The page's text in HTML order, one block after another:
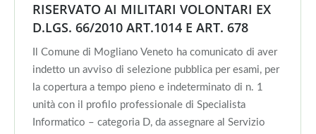
RISERVATO AI MILITARI VOLONTARI EX
D.LGS. 66/2010 ART.1014 E ART. 678
Il Comune di Mogliano Veneto ha comunicato di aver
indetto un avviso di selezione pubblica per esami, per
la copertura a tempo pieno e indeterminato di n. 1
unità con il profilo professionale di Specialista
Informatico – categoria D, da assegnare al Servizio